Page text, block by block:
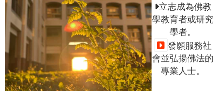
立志成為佛教
學教育者或研究
學者。
發願服務社
會並弘揚佛法的
專業人士。